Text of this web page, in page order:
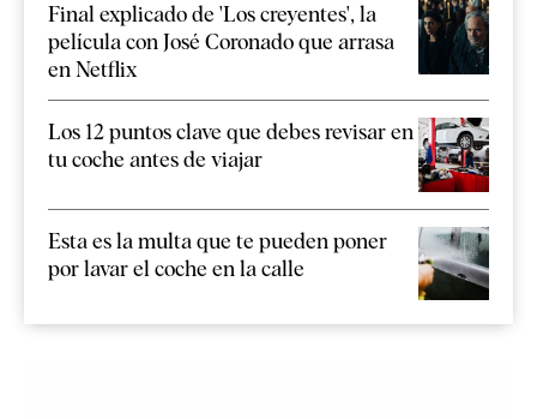
Final explicado de 'Los creyentes', la
película con José Coronado que arrasa
en Netflix
Los 12 puntos clave que debes revisar en
tu coche antes de viajar
Esta es la multa que te pueden poner
por lavar el coche en la calle